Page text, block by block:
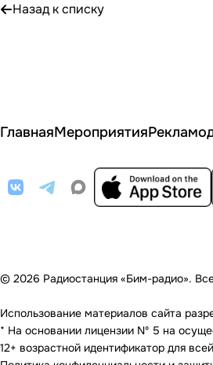
Назад к списку
ГлавнаяМероприятия
© 2026 Радиостанция «Бим-радио».
Использование материалов сайта
* На основании лицензии Nº 5 на
12+ возрастной идентификатор для